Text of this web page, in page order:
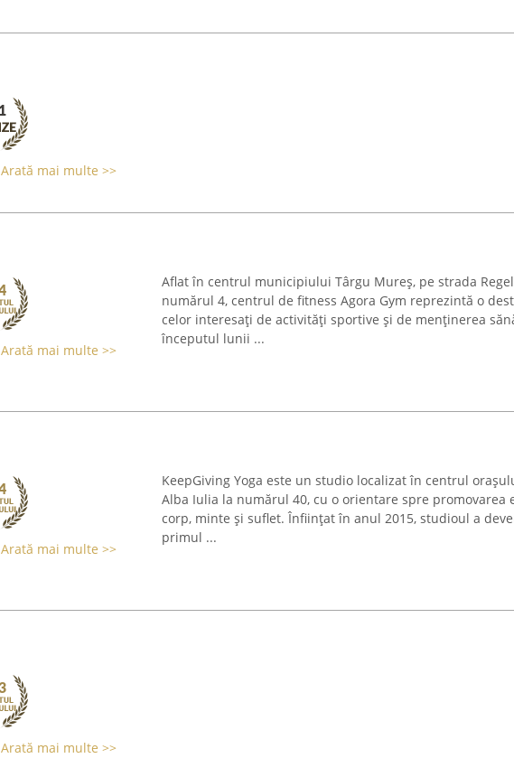
Arată mai multe >>
Arată mai multe >>
Aflat în centrul municipiului Târgu Mureș, pe strada
numărul 4, centrul de fitness Agora Gym reprezintă o
celor interesați de activități sportive și de menținerea
începutul lunii ...
Arată mai multe >>
KeepGiving Yoga este un studio localizat în centrul
Alba Iulia la numărul 40, cu o orientare spre
corp, minte și suflet. Înființat în anul 2015, studioul a
primul ...
Arată mai multe >>